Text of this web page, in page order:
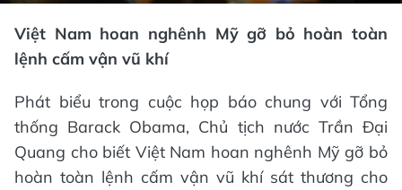
Việt Nam hoan nghênh Mỹ gỡ bỏ hoàn toàn
lệnh cấm vận vũ khí
Phát biểu trong cuộc họp báo chung với Tổng
thống Barack Obama, Chủ tịch nước Trần Đại
Quang cho biết Việt Nam hoan nghênh Mỹ gỡ bỏ
hoàn toàn lệnh cấm vận vũ khí sát thương cho